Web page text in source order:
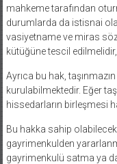
mahkeme tarafından
durumlarda da istisnai
vasiyetname ve miras
kütüğüne tescil
Ayrıca bu hak,
kurulabilmektedir. Eğer
hissedarların birleşmesi
Bu hakka sahip
gayrimenkulden
gayrimenkulü satma ya